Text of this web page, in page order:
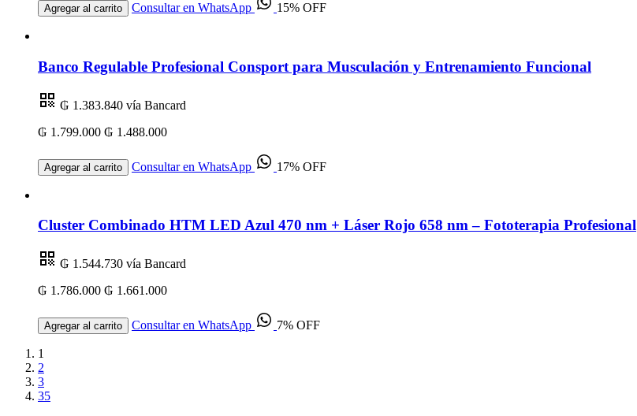
Agregar al carrito Consultar en WhatsApp 15% OFF
Banco Regulable Profesional Consport para Musculación y Entrenamiento Funcional
₲ 1.383.840 vía Bancard
₲ 1.799.000 ₲ 1.488.000
Agregar al carrito Consultar en WhatsApp 17% OFF
Cluster Combinado HTM LED Azul 470 nm + Láser Rojo 658 nm – Fototerapia Profesional
₲ 1.544.730 vía Bancard
₲ 1.786.000 ₲ 1.661.000
Agregar al carrito Consultar en WhatsApp 7% OFF
1
2
3
35